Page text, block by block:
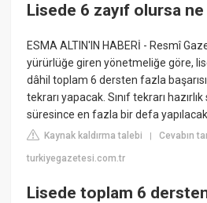
Lisede 6 zayıf olursa
ESMA ALTIN'IN HABERİ - Resmî
yürürlüğe giren yönetmeliğe göre,
dâhil toplam 6 dersten fazla
tekrarı yapacak. Sınıf tekrarı
süresince en fazla bir defa
Kaynak kaldırma talebi |Cevabın
turkiyegazetesi.com.tr
Lisede toplam 6